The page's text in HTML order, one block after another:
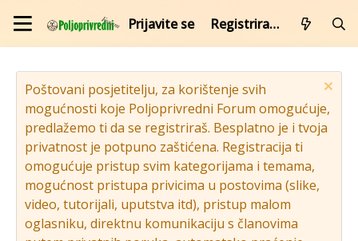
Prijavite se Registrirajte se
Poštovani posjetitelju, za korištenje svih
mogućnosti koje Poljoprivredni Forum omogućuje,
predlažemo ti da se registriraš. Besplatno je i tvoja
privatnost je potpuno zaštićena. Registracija ti
omogućuje pristup svim kategorijama i temama,
mogućnost pristupa privicima u postovima (slike,
video, tutorijali, uputstva itd), pristup malom
oglasniku, direktnu komunikaciju s članovima